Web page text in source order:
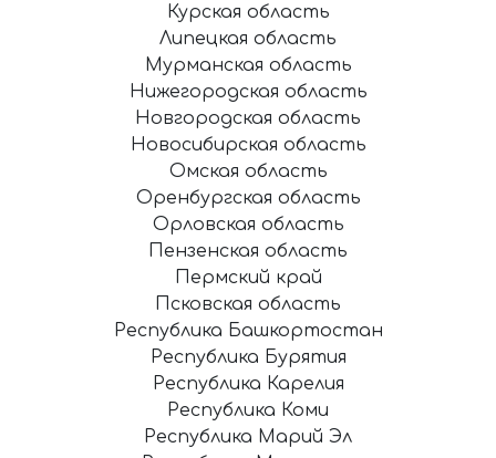
Курская область
Липецкая область
Мурманская область
Нижегородская область
Новгородская область
Новосибирская область
Омская область
Оренбургская область
Орловская область
Пензенская область
Пермский край
Псковская область
Республика Башкортостан
Республика Бурятия
Республика Карелия
Республика Коми
Республика Марий Эл